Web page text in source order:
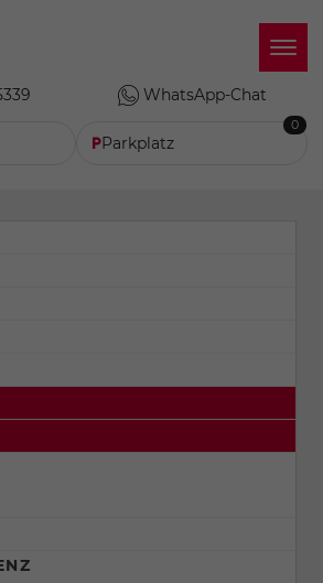
WhatsApp-Chat
Parkplatz
0